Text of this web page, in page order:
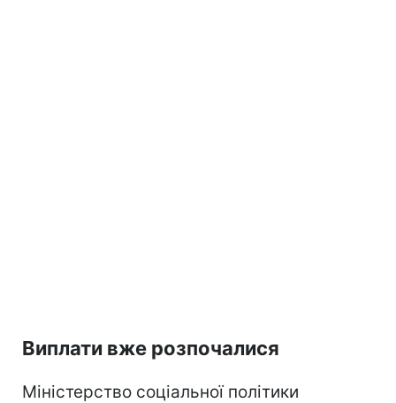
Виплати вже розпочалися
Міністерство соціальної політики